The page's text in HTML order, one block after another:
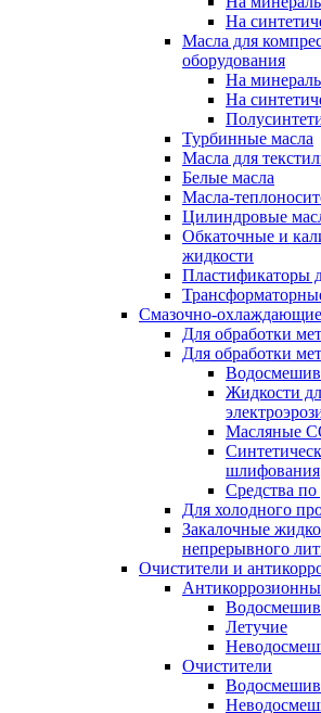
На
Масла для
оборудования
На
На
Турбинные масла
Масла для
Белые масла
Масла-
Цилиндровые
Обкаточные и
жидкости
Пластификаторы
Смазочно-
Для обработки
Для обработки
Жидкости
Масляные
шлифования
Средства
Для холодного
Закалочные
непрерывного
Очистители и
Летучие
Очистители